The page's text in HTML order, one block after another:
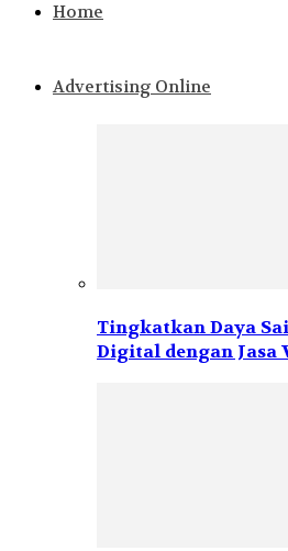
Home
Advertising Online
Tingkatkan Daya
Digital dengan Jasa